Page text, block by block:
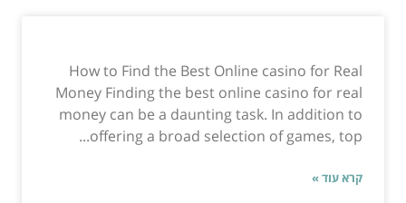
How to Find the Best Online casino for Real
Money Finding the best online casino for real
money can be a daunting task. In addition to
offering a broad selection of games, top...
קרא עוד »